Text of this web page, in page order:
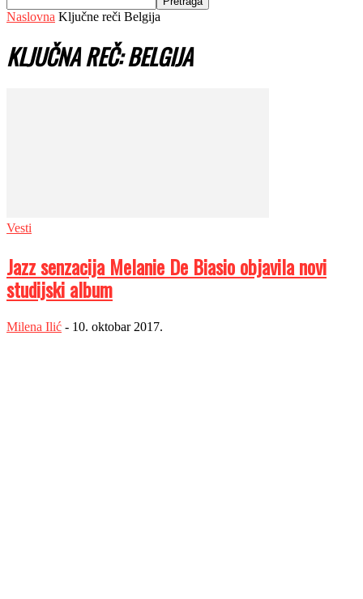
Naslovna Ključne reči Belgija
KLJUČNA REČ: BELGIJA
Vesti
Jazz senzacija Melanie De Biasio objavila novi
studijski album
Milena Ilić - 10. oktobar 2017.